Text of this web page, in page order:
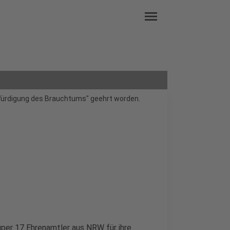
menu
des Brauchtums" geehrt worden.
17 Ehrenamtler aus NRW für ihre